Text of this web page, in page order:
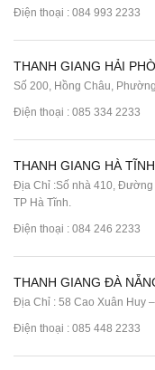
Điện thoại : 084 993 2233
THANH GIANG HẢI
Số 200, Hồng Châu,
Điện thoại : 085 334 2233
THANH GIANG HÀ TĨNH
Địa Chỉ :Số nhà 410, Đường
TP Hà Tĩnh.
Điện thoại : 084 246 2233
THANH GIANG ĐÀ
Địa Chỉ : 58 Cao Xuân Huy
Điện thoại : 085 448 2233